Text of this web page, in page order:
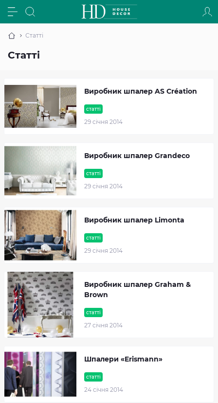
Статті
Статті
статті
29 cічня 2014
Виробник шпалер AS Création
статті
29 cічня 2014
Виробник шпалер Grandeco
статті
29 cічня 2014
Виробник шпалер Limonta
статті
27 cічня 2014
Виробник шпалер Graham &
Brown
статті
24 cічня 2014
Шпалери «Erismann»